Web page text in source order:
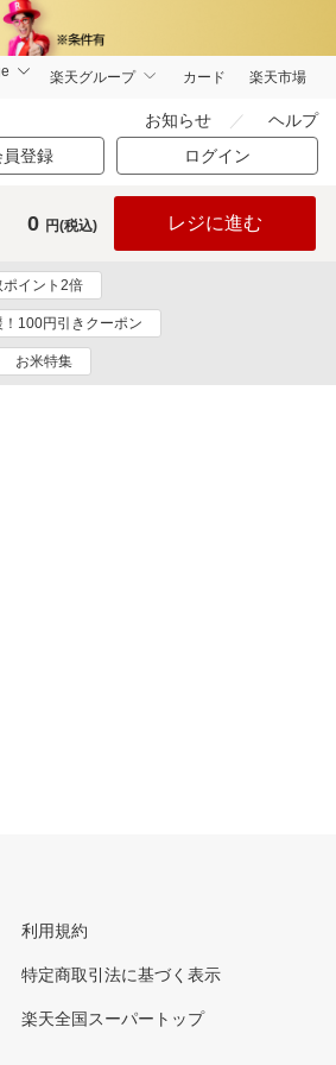
楽天グループ カード 楽天市場
お知らせ ヘルプ
登録 ログイン
0 円(税込) レジに進む
ポイント2倍
100円引きクーポン
お米特集
利用規約
特定商取引法に基づく表示
楽天全国スーパートップ